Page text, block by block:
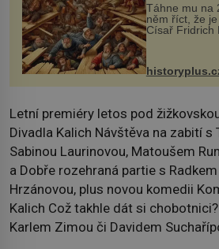
Táhne mu na
něm říct, že
Císař Fridrich
posílá svého
VI. do Erfurtu,
Letní premiéry letos pod
Divadla Kalich Návštěva na zabití s
Sabinou Laurinovou, Matoušem
a Dobře rozehraná partie s
Hrzánovou, plus novou komedii
Kalich Což takhle dát si
Karlem Zimou či Davidem